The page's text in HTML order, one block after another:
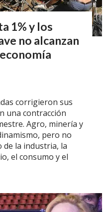
1% y los
no alcanzan
corrigieron sus
una contracción
Agro, minería y
pero no
la industria, la
el consumo y el